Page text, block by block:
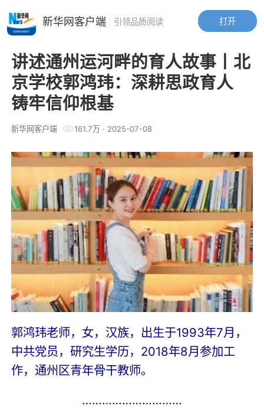
讲述通州运河畔的育人故事丨北
京学校郭鸿玮：深耕思政育人
铸牢信仰根基
新华网客户端 161.7万· 2025-07-08
郭鸿玮老师，女，汉族，出生于1993年7月，
中共党员，研究生学历，2018年8月参加工
作，通州区青年骨干教师。
…………………………
打开
新华网客户端 引领品质阅读